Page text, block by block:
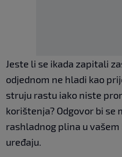
Jeste li se ikada zapitali
odjednom ne hladi kao
struju rastu iako niste
korištenja? Odgovor bi se
rashladnog plina u
uređaju.